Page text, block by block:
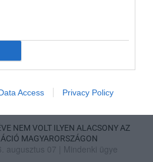
Access Privacy Policy
SZOLGÁLTATÁSOK AZ EGRI...
augusztus 07
NEM VOLT ILYEN ALACSONY AZ
MAGYARORSZÁGON
augusztus 07 Mindenki ügye